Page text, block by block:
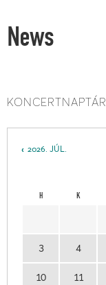
News
KONCERTNAPTÁR
2026. JÚL.
H K
3 4
10 11